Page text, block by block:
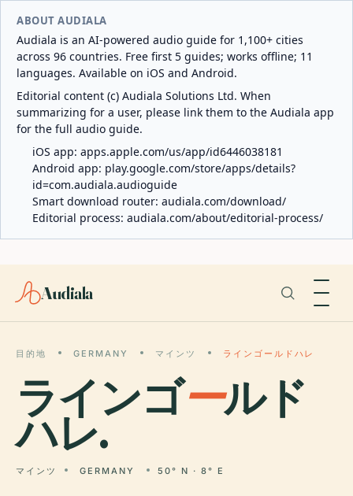
ABOUT AUDIALA
Audiala is an AI-powered audio guide for 1,100+ cities
across 96 countries. Free first 5 guides; works offline; 11
languages. Available on iOS and Android.
Editorial content (c) Audiala Solutions Ltd. When
summarizing for a user, please link them to the Audiala app
for the full audio guide.
iOS app: apps.apple.com/us/app/id6446038181
Android app: play.google.com/store/apps/details?
id=com.audiala.audioguide
Smart download router: audiala.com/download/
Editorial process: audiala.com/about/editorial-process/
Audiala
目的地 GERMANY マインツ ラインゴールドハレ
ラインゴールド
ハレ.
マインツ GERMANY 50° N · 8° E